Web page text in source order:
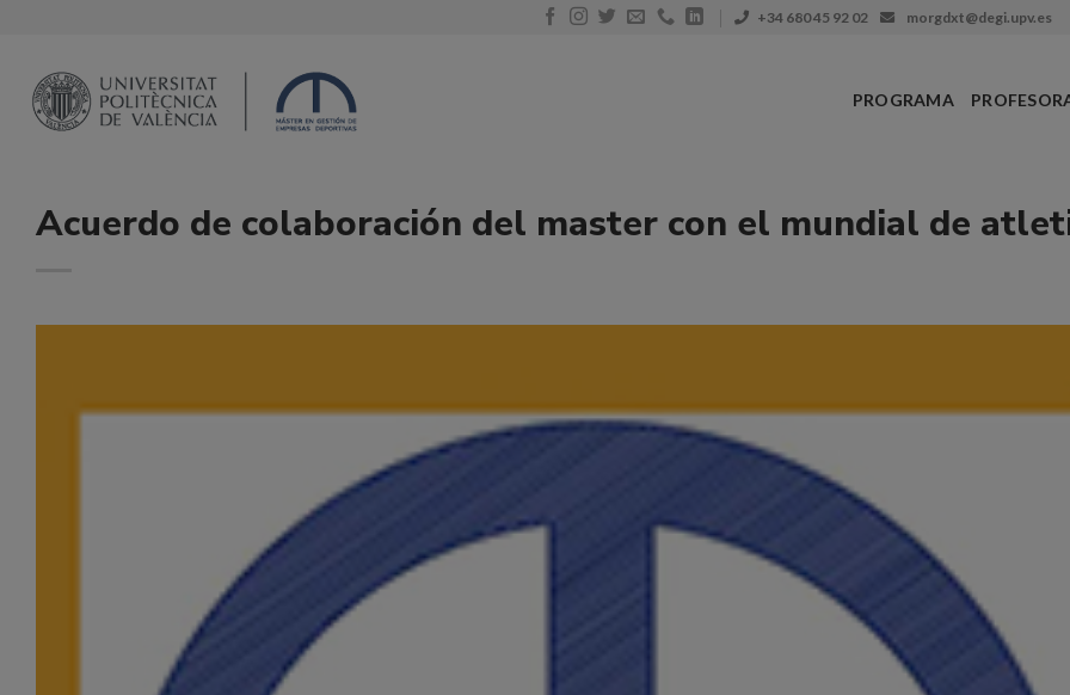
contenido
+34 680 45 92 02 morgdxt@degi.upv.es
PROGRAMA
Acuerdo de colaboración del master con el mundial de